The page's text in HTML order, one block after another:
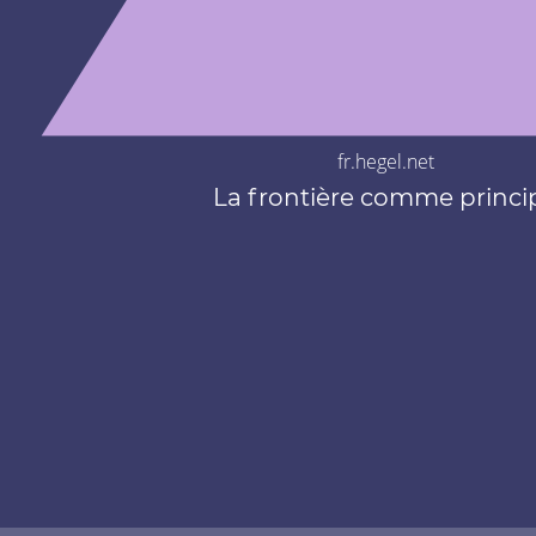
fr.hegel.net
La frontière comme